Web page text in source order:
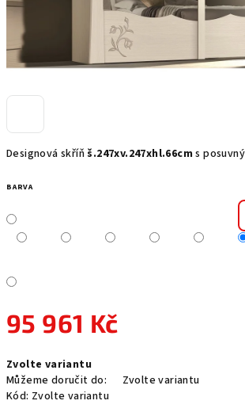
Designová skříňš.247xv.247xhl.66cm s
BARVA
95 961 Kč
cena:
Zvolte variantu
Můžeme doručit do:
Zvolte variantu
Kód: Zvolte variantu